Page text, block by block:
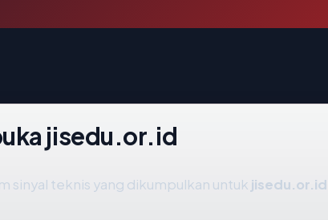
jisedu.or.id
sinyal teknis yang dikumpulkan untuk jisedu.or.id